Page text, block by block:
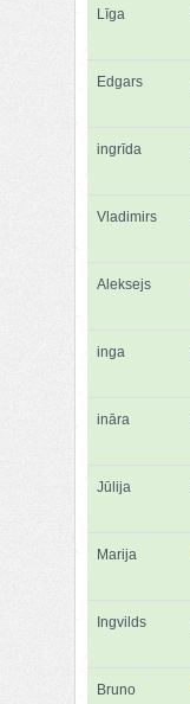
Līga
Edgars
ingrīda
Vladimirs
Aleksejs
inga
ināra
Jūlija
Marija
Ingvilds
Bruno